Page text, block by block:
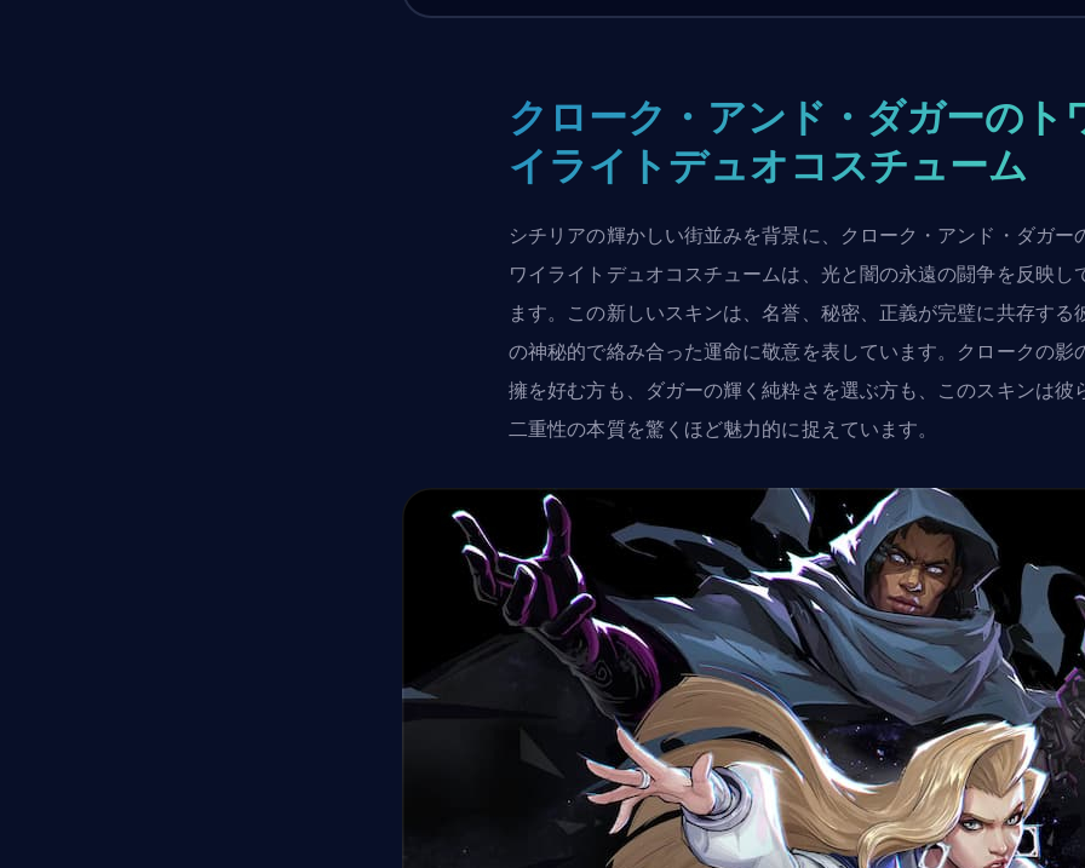
クローク・アンド・ダガーのト
イライトデュオコスチューム
シチリアの輝かしい街並みを背景に、クローク・アンド・ダガー
ワイライトデュオコスチュームは、光と闇の永遠の闘争を反映し
ます。この新しいスキンは、名誉、秘密、正義が完璧に共存する
の神秘的で絡み合った運命に敬意を表しています。クロークの影
擁を好む方も、ダガーの輝く純粋さを選ぶ方も、このスキンは彼
二重性の本質を驚くほど魅力的に捉えています。